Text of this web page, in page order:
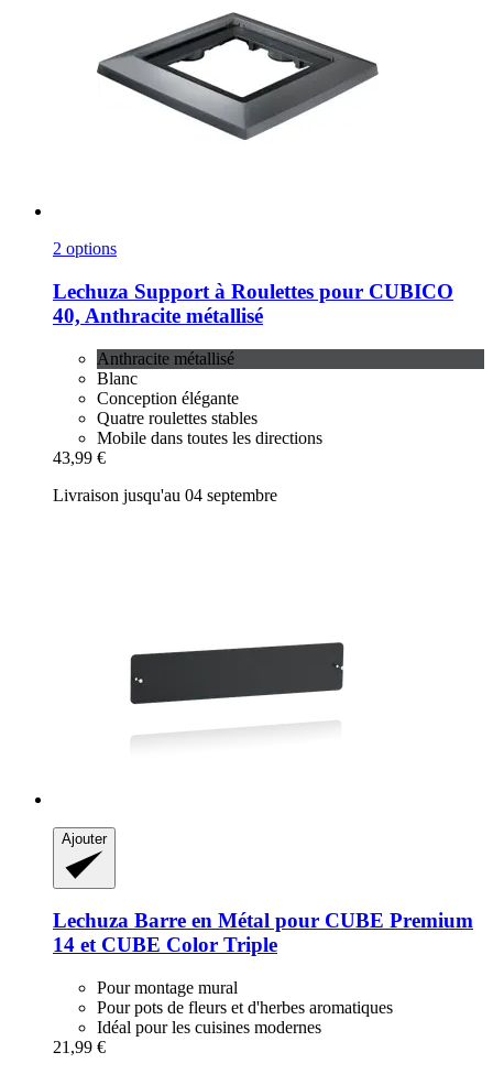
2 options
Lechuza Support à Roulettes pour CUBICO
40, Anthracite métallisé
Anthracite métallisé
Blanc
Conception élégante
Quatre roulettes stables
Mobile dans toutes les directions
43,99 €
Livraison jusqu'au 04 septembre
Ajouter
Lechuza Barre en Métal pour CUBE Premium
14 et CUBE Color Triple
Pour montage mural
Pour pots de fleurs et d'herbes aromatiques
Idéal pour les cuisines modernes
21,99 €